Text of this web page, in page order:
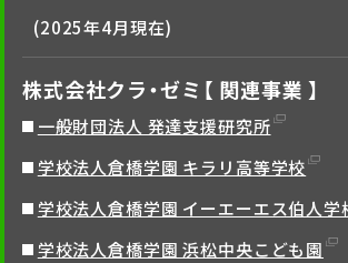
(2025年4月現在)
株式会社クラ・ゼミ【 関連事業 】
一般財団法人 発達支援研究所
学校法人倉橋学園 キラリ高等学校
学校法人倉橋学園 イーエーエス伯人学
学校法人倉橋学園 浜松中央こども園